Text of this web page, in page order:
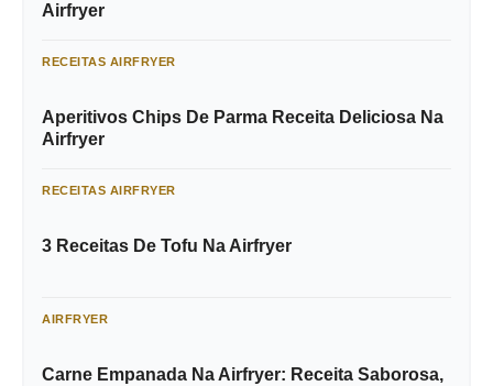
Airfryer
RECEITAS AIRFRYER
Aperitivos Chips De Parma Receita Deliciosa Na
Airfryer
RECEITAS AIRFRYER
3 Receitas De Tofu Na Airfryer
AIRFRYER
Carne Empanada Na Airfryer: Receita Saborosa,